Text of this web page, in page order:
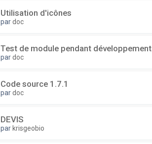
Utilisation d'icônes
pardoc
Test de module pendant développement
pardoc
Code source 1.7.1
pardoc
DEVIS
par krisgeobio